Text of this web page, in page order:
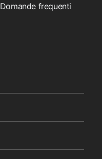
Domande frequenti